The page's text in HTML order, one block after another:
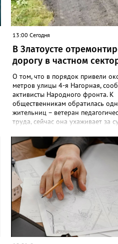
13:00 Сегодня
В Златоусте
дорогу в частном
О том, что в порядок привели
метров улицы 4-я Нагорная,
активисты Народного фронта. К
общественникам обратилась
жительниц – ветеран
труда, сейчас она ухаживает за
критическом состоянии: скорая
время на объезд разбитого
такси порой отказывались
домам, щадя подвеску, а
реанимация не смогла
больного. Жители писали в
администрацию города и другие
инстанции, пытались
дорогу своими силами – всё
рассказали в ОНФ.
подчеркнули: именно они
чтобы участок разровняли и